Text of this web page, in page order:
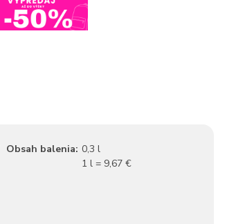
Obsah balenia: 0,3 l
1 l = 9,67 €